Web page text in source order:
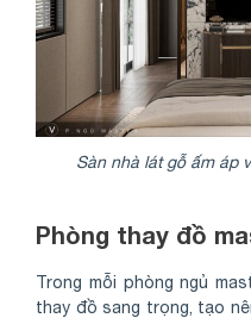
Sàn nhà lát gỗ ấm áp
Phòng thay đồ
Trong mỗi phòng ngủ
thay đồ sang trọng, tạo